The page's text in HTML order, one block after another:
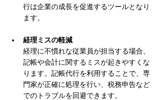
行は企業の成長を促進するツールとなり
ます。
経理ミスの軽減
経理に不慣れな従業員が担当する場合、
記帳や会計に関するミスが起きやすくな
ります。記帳代行を利用することで、専
門家が正確に処理を行い、税務申告など
でのトラブルを回避できます。